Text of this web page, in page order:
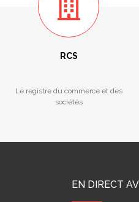
RCS
Le registre du commerce et des
sociétés
EN DIRECT